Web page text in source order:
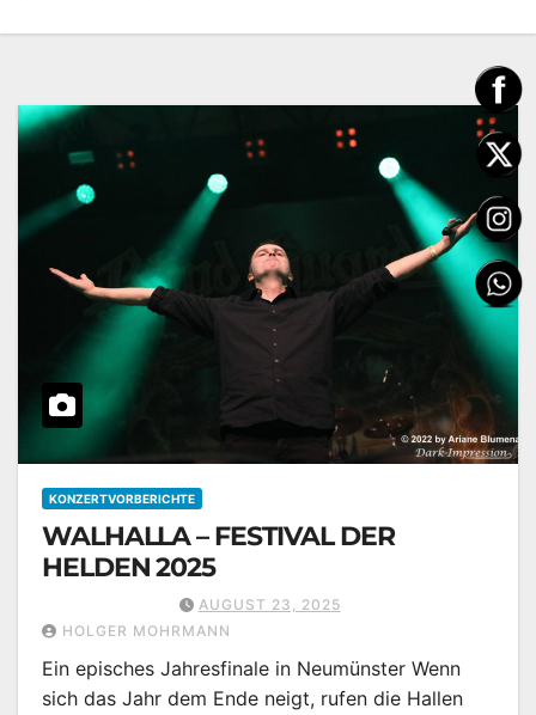
KONZERTVORBERICHTE
WALHALLA – FESTIVAL DER
HELDEN 2025
AUGUST 23, 2025
HOLGER MOHRMANN
Ein episches Jahresfinale in Neumünster Wenn
sich das Jahr dem Ende neigt, rufen die Hallen